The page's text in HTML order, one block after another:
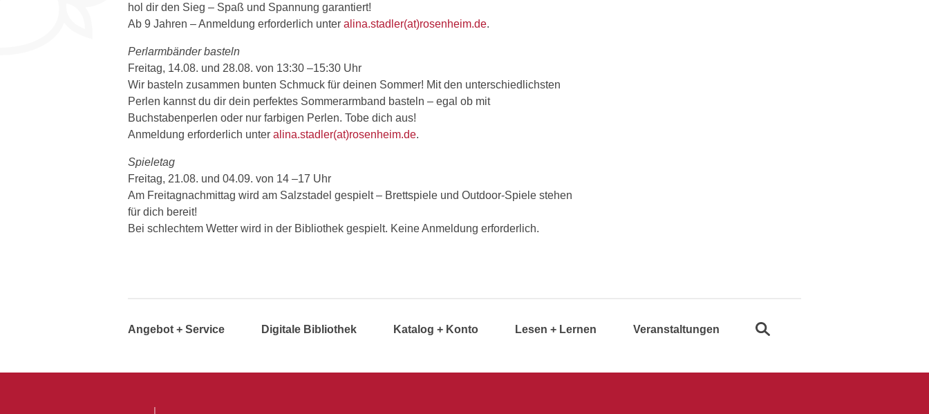
hol dir den Sieg – Spaß und Spannung garantiert!
Ab 9 Jahren – Anmeldung erforderlich unter alina.stadler(at)rosenheim.de.
Perlarmbänder basteln
Freitag, 14.08. und 28.08. von 13:30 –15:30 Uhr
Wir basteln zusammen bunten Schmuck für deinen Sommer! Mit den unterschiedlichsten
Perlen kannst du dir dein perfektes Sommerarmband basteln – egal ob mit
Buchstabenperlen oder nur farbigen Perlen. Tobe dich aus!
Anmeldung erforderlich unter alina.stadler(at)rosenheim.de.
Spieletag
Freitag, 21.08. und 04.09. von 14 –17 Uhr
Am Freitagnachmittag wird am Salzstadel gespielt – Brettspiele und Outdoor-Spiele stehen
für dich bereit!
Bei schlechtem Wetter wird in der Bibliothek gespielt. Keine Anmeldung erforderlich.
Angebot + Service Digitale Bibliothek Katalog + Konto Lesen + Lernen Veranstaltungen Suche öffnen